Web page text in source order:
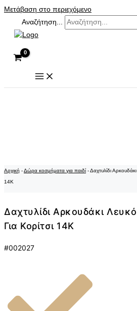
Μετάβαση στο περιεχόμενο
Αναζήτηση...
Αρχική -Δώρα κοσμήματα για παιδί -Δαχτυλίδι
14K
Δαχτυλίδι Αρκουδάκι
Για Κορίτσι 14K
#002027